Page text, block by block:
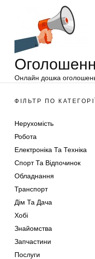
Онлайн дошка
ФІЛЬТР ПО КАТЕГОРІЇ
Нерухомість
Робота
Електроніка Та Техніка
Спорт Та Відпочинок
Обладнання
Транспорт
Дім Та Дача
Хобі
Знайомства
Запчастини
Послуги